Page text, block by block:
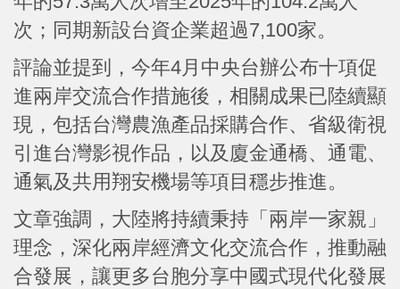
次；同期新設台資企業超過7,100家。
評論並提到，今年4月中央台辦公布十項促
進兩岸交流合作措施後，相關成果已陸續顯
現，包括台灣農漁產品採購合作、省級衛視
引進台灣影視作品，以及廈金通橋、通電、
通氣及共用翔安機場等項目穩步推進。
文章強調，大陸將持續秉持「兩岸一家親」
理念，深化兩岸經濟文化交流合作，推動融
合發展，讓更多台胞分享中國式現代化發展